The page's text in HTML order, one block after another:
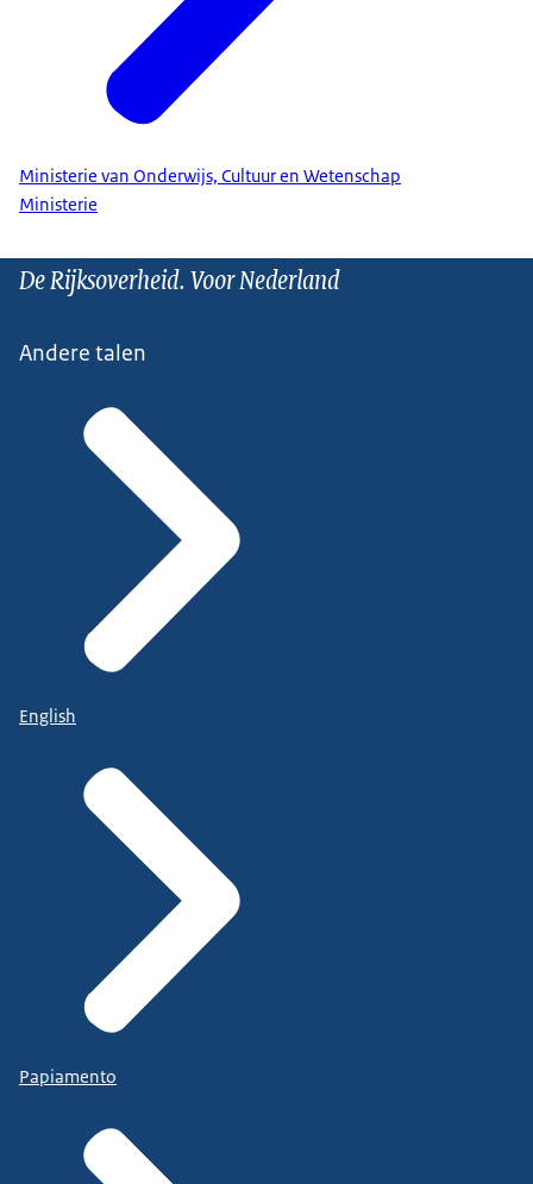
Ministerie van Onderwijs, Cultuur en Wetenschap
Ministerie
De Rijksoverheid. Voor Nederland
Andere talen
English
Papiamento